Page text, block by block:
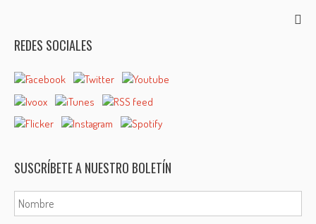
REDES SOCIALES
SUSCRÍBETE A NUESTRO BOLETÍN